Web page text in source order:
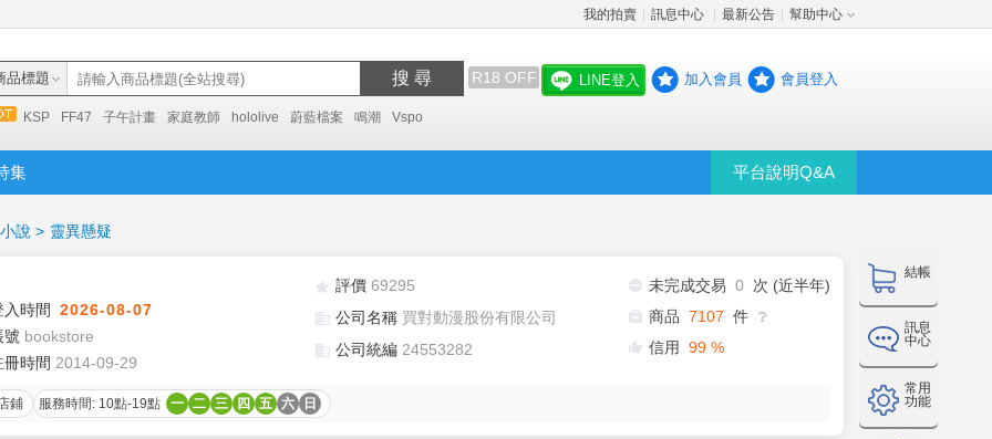
我的拍賣 訊息中心 最新公告 幫助中心
品標題 搜 尋 R18 OFF
KSP FF47 子午計畫 家庭教師 hololive 蔚藍檔案 鳴潮 Vspo
LINE登入 加入會員 會員登入
集 平台說明Q&A
結帳
訊息
中心
常用
功能
說 > 靈異懸疑
入時間 2026-08-07
號 bookstore
時間 2014-09-29
評價 69295
公司名稱 買對動漫股份有限公司
公司統編 24553282
未完成交易 0
次 (近半年)
商品 7107 件 ❔
信用 99 %
鋪 服務時間: 10點-19點 一 二 三 四 五 六 日